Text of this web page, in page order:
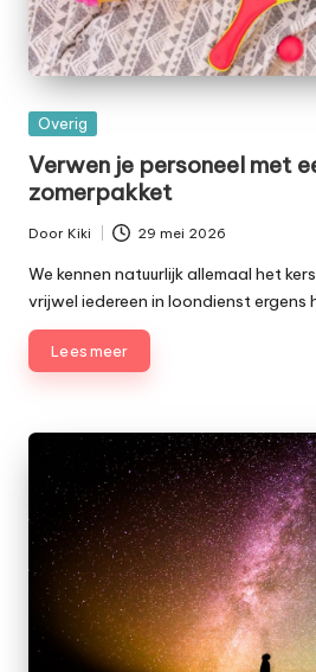
Geplaatst
Overig
Verwen je personeel met
zomerpakket
Geplaatst
door
Door Kiki 29 mei 2026
We kennen natuurlijk allemaal het
vrijwel iedereen in loondienst ergens
Lees meer